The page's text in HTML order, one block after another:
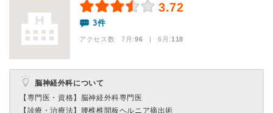
3.72
3件
アクセス数 7月:96 | 6月:118
脳神経外科について
【専門医・資格】 脳神経外科専門医
【診療・治療法】
腰椎椎間板ヘルニア摘出術